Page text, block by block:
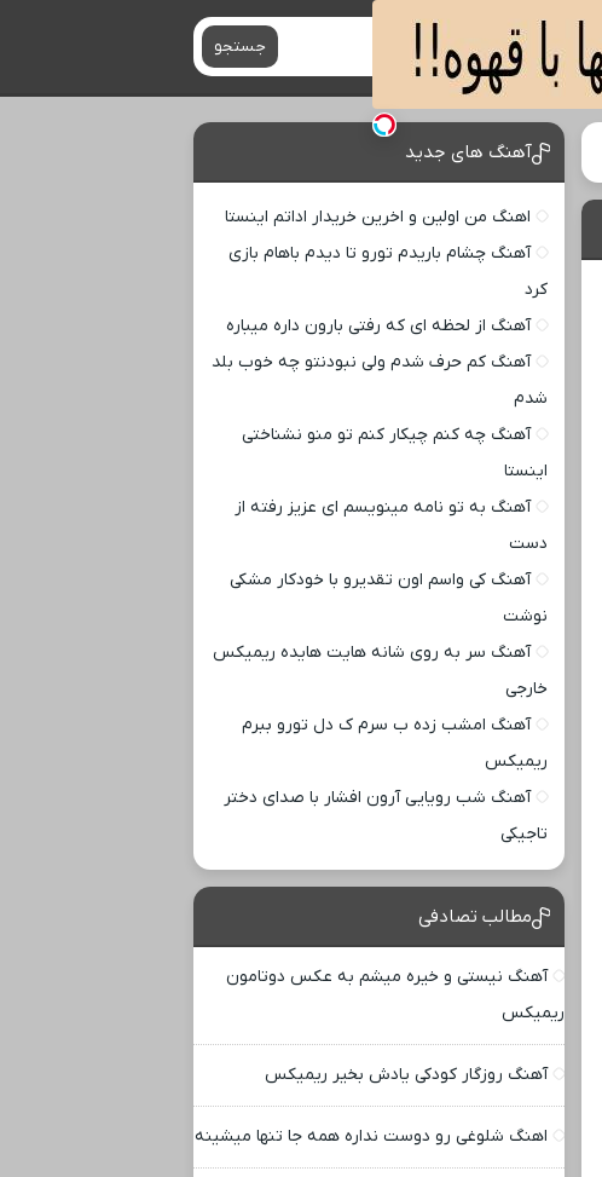
جستجو
آهنگ های جدید
اهنگ من اولین و اخرین خریدار اداتم اینستا
آهنگ چشام باریدم تورو تا دیدم باهام بازی
کرد
آهنگ از لحظه ای که رفتی بارون داره میباره
آهنگ کم حرف شدم ولی نبودنتو چه خوب بلد
شدم
آهنگ چه کنم چیکار کنم تو منو نشناختی
اینستا
آهنگ به تو نامه مینویسم ای عزیز رفته از
دست
آهنگ کی واسم اون تقدیرو با خودکار مشکی
نوشت
آهنگ سر به روی شانه هایت هایده ریمیکس
خارجی
آهنگ امشب زده ب سرم ک دل تورو ببرم
ریمیکس
آهنگ شب رویایی آرون افشار با صدای دختر
تاجیکی
مطالب تصادفی
آهنگ نیستی و خیره میشم به عکس دوتامون
ریمیکس
آهنگ روزگار کودکی یادش بخیر ریمیکس
اهنگ شلوغی رو دوست نداره همه جا تنها میشینه